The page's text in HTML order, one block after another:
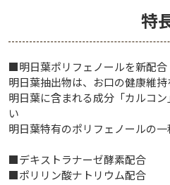
特
■明日葉ポリフェノールを新配合
明日葉抽出物は、お口の健康維持
明日葉に含まれる成分「カルコ
い
明日葉特有のポリフェノールの一
■デキストラナーゼ酵素配合
■ポリリン酸ナトリウム配合